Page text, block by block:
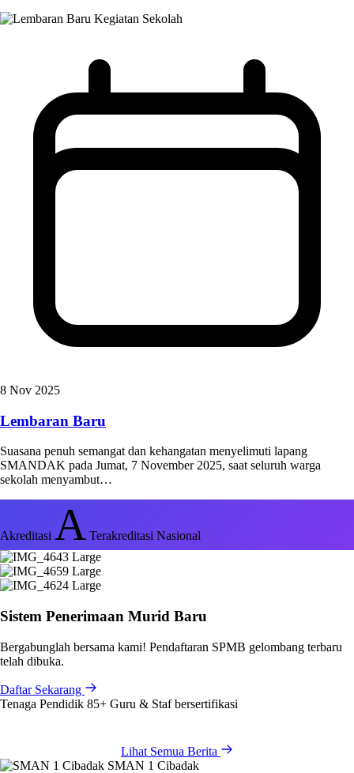
Kegiatan Sekolah
8 Nov 2025
Lembaran Baru
Suasana penuh semangat dan kehangatan menyelimuti lapang
SMANDAK pada Jumat, 7 November 2025, saat seluruh warga
sekolah menyambut…
Akreditasi A Terakreditasi Nasional
Sistem Penerimaan Murid Baru
Bergabunglah bersama kami! Pendaftaran SPMB gelombang terbaru
telah dibuka.
Daftar Sekarang
Tenaga Pendidik 85+ Guru & Staf bersertifikasi
Lihat Semua Berita
SMAN 1 Cibadak